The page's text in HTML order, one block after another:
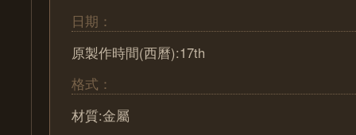
日期：
原製作時間(西曆):17th
格式：
材質:金屬